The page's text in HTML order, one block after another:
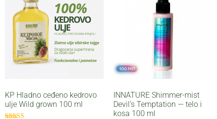
KP Hladno ceđeno kedrovo
ulje Wild grown 100 ml
INNATURE Shimmer-mist
Devil’s Temptation — telo i
kosa 100 ml